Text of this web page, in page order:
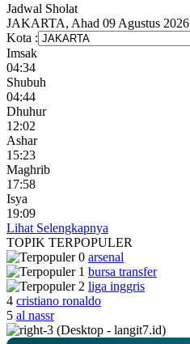
Jadwal Sholat
JAKARTA, Ahad 09 Agustus 2026
Kota :
Imsak
04:34
Shubuh
04:44
Dhuhur
12:02
Ashar
15:23
Maghrib
17:58
Isya
19:09
Lihat Selengkapnya
TOPIK TERPOPULER
arsenal
bursa transfer
liga inggris
4 cristiano ronaldo
5 al nassr